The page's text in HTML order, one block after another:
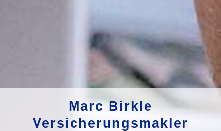
Marc Birkle
Versicherungsmakler